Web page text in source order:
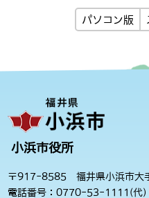
パソコン版
小浜市役所
〒917-8585 福井県小浜市大
電話番号：0770-53-1111(代